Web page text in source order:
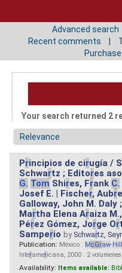
Advanced search
Recent comments
Your search returned 2
Principios de cirugía /
Schwartz ; Editores
G. Tom Shires, Frank C.
Josef E. | Fischer, Aubr
Galloway, John M. Daly
Martha Elena Araiza
Pérez Gómez, Jorge Or
Samperio by Schwartz,
Publication: México : McGraw-Hill
Interamericana, 2000 . 2
Availability: Items available: